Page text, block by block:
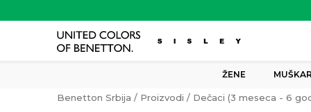
ŽENE
Benetton Srbija Proizvodi Dečaci (3 meseca - 6